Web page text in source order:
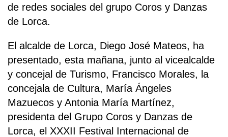
de redes sociales del grupo Coros y Danzas
de Lorca.
El alcalde de Lorca, Diego José Mateos, ha
presentado, esta mañana, junto al vicealcalde
y concejal de Turismo, Francisco Morales, la
concejala de Cultura, María Ángeles
Mazuecos y Antonia María Martínez,
presidenta del Grupo Coros y Danzas de
Lorca, el XXXII Festival Internacional de